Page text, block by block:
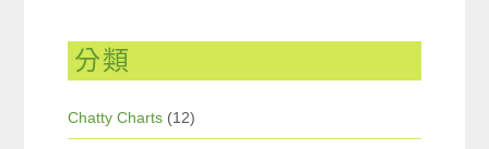
分類
Chatty Charts (12)